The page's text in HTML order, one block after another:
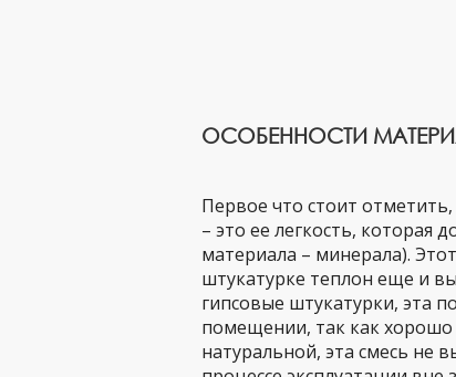
ОСОБЕННОСТИ
Первое что стоит
– это ее легкость, которая
материала – минерала).
штукатурке теплон еще и
гипсовые штукатурки, эта
помещении, так как хорошо
натуральной, эта смесь не